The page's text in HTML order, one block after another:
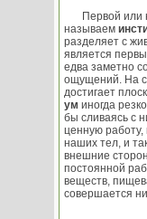
Первой или
называем
разделяет с
является
едва заметно
ощущений. На
достигает
ум иногда
бы сливаясь с
ценную
наших тел, и
внешние
постоянной
веществ,
совершается